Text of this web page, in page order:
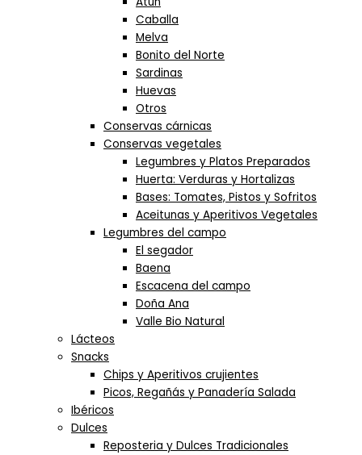
Caballa
Melva
Bonito del Norte
Sardinas
Huevas
Otros
Conservas cárnicas
Conservas vegetales
Legumbres y Platos Preparados
Huerta: Verduras y Hortalizas
Bases: Tomates, Pistos y Sofritos
Aceitunas y Aperitivos Vegetales
Legumbres del campo
El segador
Baena
Escacena del campo
Doña Ana
Valle Bio Natural
Lácteos
Snacks
Chips y Aperitivos crujientes
Picos, Regañás y Panadería Salada
Ibéricos
Dulces
Reposteria y Dulces Tradicionales